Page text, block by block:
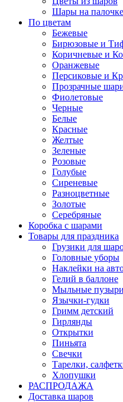
Шары на палочке
По цветам
Бежевые
Бирюзовые и
Коричневые и
Оранжевые
Персиковые и
Прозрачные
Фиолетовые
Черные
Белые
Красные
Желтые
Зеленые
Розовые
Голубые
Сиреневые
Разноцветные
Золотые
Серебряные
Коробка с шарами
Товары для праздника
Грузики для
Головные уборы
Наклейки на
Гелий в баллоне
Мыльные пузыри
Язычки-гудки
Гримм детский
Гирлянды
Открытки
Пиньята
Свечки
Тарелки,
Хлопушки
РАСПРОДАЖА
Доставка шаров